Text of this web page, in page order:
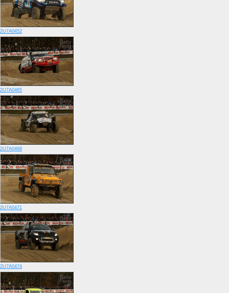
2U7A0452
2U7A0465
2U7A0468
2U7A0471
2U7A0474